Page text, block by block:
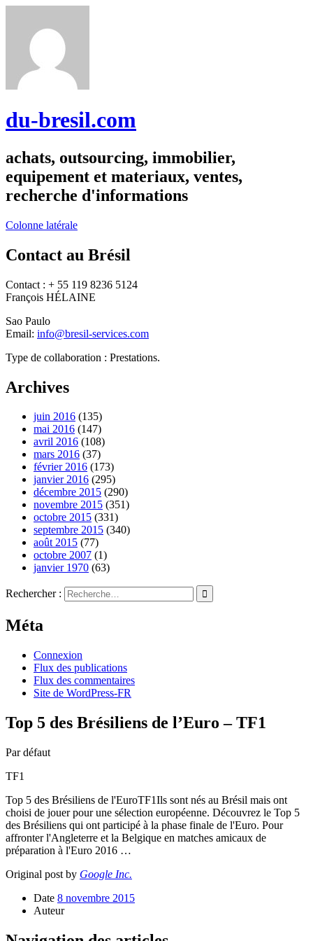
du-bresil.com
achats, outsourcing, immobilier,
equipement et materiaux, ventes,
recherche d'informations
Colonne latérale
Contact au Brésil
Contact : + 55 119 8236 5124
François HÉLAINE
Sao Paulo
Email: info@bresil-services.com
Type de collaboration : Prestations.
Archives
juin 2016 (135)
mai 2016 (147)
avril 2016 (108)
mars 2016 (37)
février 2016 (173)
janvier 2016 (295)
décembre 2015 (290)
novembre 2015 (351)
octobre 2015 (331)
septembre 2015 (340)
août 2015 (77)
octobre 2007 (1)
janvier 1970 (63)
Rechercher :
Méta
Connexion
Flux des publications
Flux des commentaires
Site de WordPress-FR
Top 5 des Brésiliens de l’Euro – TF1
Par défaut
TF1
Top 5 des Brésiliens de l'EuroTF1Ils sont nés au Brésil mais ont
choisi de jouer pour une sélection européenne. Découvrez le Top 5
des Brésiliens qui ont participé à la phase finale de l'Euro. Pour
affronter l'Angleterre et la Belgique en matches amicaux de
préparation à l'Euro 2016 …
Original post by Google Inc.
Date 8 novembre 2015
Auteur